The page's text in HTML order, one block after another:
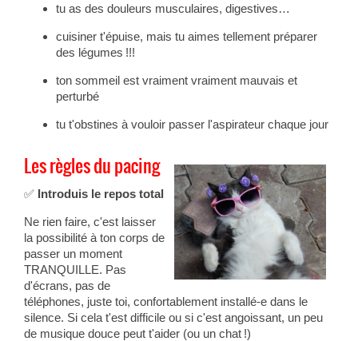
tu as des douleurs musculaires, digestives…
cuisiner t'épuise, mais tu aimes tellement préparer
des légumes !!!
ton sommeil est vraiment vraiment mauvais et
perturbé
tu t'obstines à vouloir passer l'aspirateur chaque jour
Les règles du pacing
✅Introduis le repos total
Ne rien faire, c'est laisser
la possibilité à ton corps de
passer un moment
TRANQUILLE. Pas
d'écrans, pas de
téléphones, juste toi, confortablement installé-e dans le
silence. Si cela t'est difficile ou si c'est angoissant, un peu
de musique douce peut t'aider (ou un chat !)